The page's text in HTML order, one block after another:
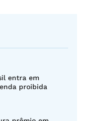
entra em
proibida